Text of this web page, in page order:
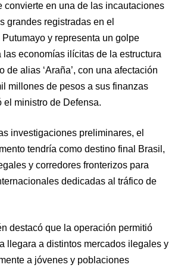
convierte en una de las incautaciones
grandes registradas en el
y representa un golpe
las economías ilícitas de la estructura
de alias ‘Araña’, con una afectación
millones de pesos a sus finanzas
el ministro de Defensa.
investigaciones preliminares, el
tendría como destino final Brasil,
y corredores fronterizos para
dedicadas al tráfico de
destacó que la operación permitió
llegara a distintos mercados ilegales y
a jóvenes y poblaciones